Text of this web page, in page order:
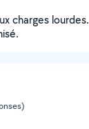
charges lourdes.